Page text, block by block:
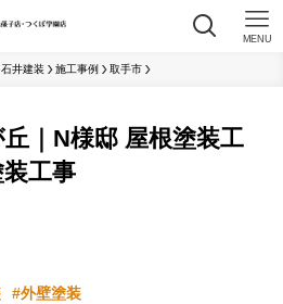
MENU
井建装 施工事例 取手市
｜N様邸 屋根塗装工
工事
外壁塗装